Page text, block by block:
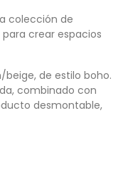
colección de
para crear espacios
de estilo boho.
combinado con
desmontable,